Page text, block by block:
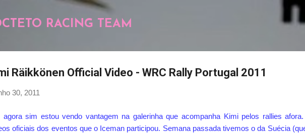
RACING TEAM
Räikkönen Official Video - WRC Rally Portugal 2011
30, 2011
agora sim estou vendo vantagem na galerinha que acompanha Kimi pelos rallies
oficiais dos eventos que o Iceman participou. Semana passada tivemos o da Suécia